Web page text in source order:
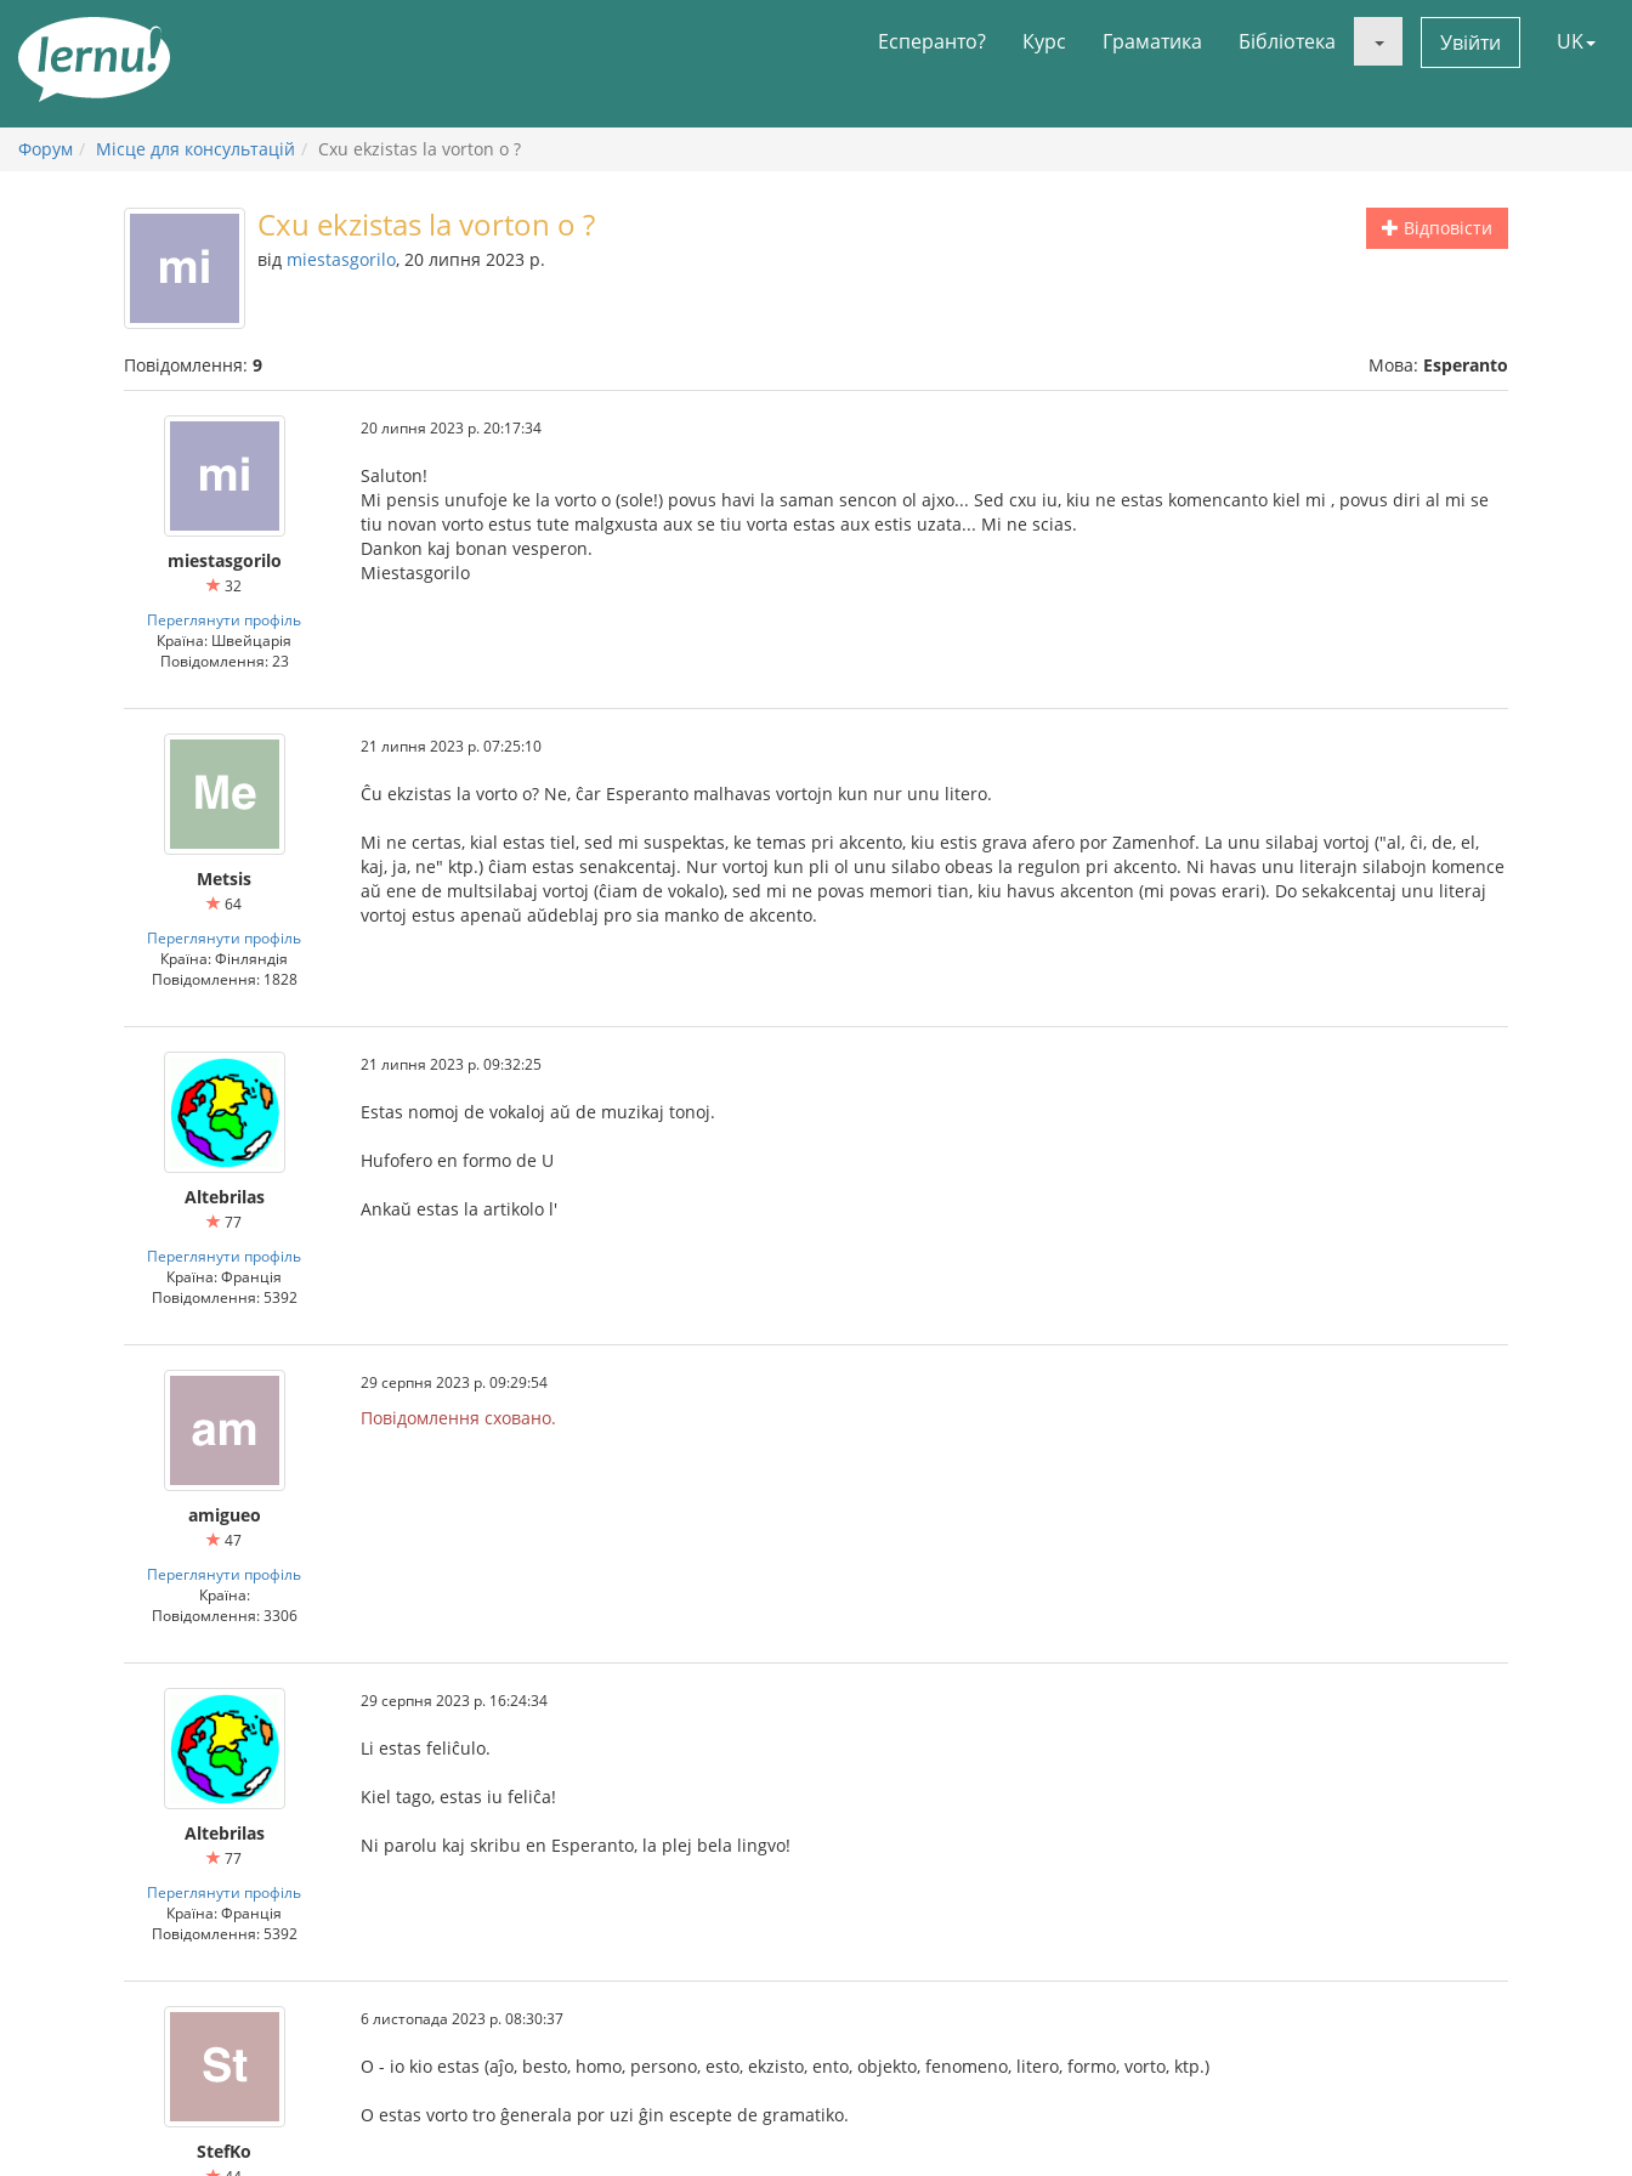
змісту
Есперанто? Курс Граматика Бібліотека Увійти UK
Форум Місце для консультацій Cxu ekzistas la vorton o ?
Відповісти
Cxu ekzistas la vorton o ?
від miestasgorilo, 20 липня 2023 р.
Повідомлення: 9 Мова: Esperanto
miestasgorilo
32
Переглянути профіль
Країна: Швейцарія
Повідомлення: 23
20 липня 2023 р. 20:17:34
Saluton!
Mi pensis unufoje ke la vorto o (sole!) povus havi la saman sencon ol ajxo... Sed cxu iu, kiu ne estas komencanto kiel mi , povus diri al mi se
tiu novan vorto estus tute malgxusta aux se tiu vorta estas aux estis uzata... Mi ne scias.
Dankon kaj bonan vesperon.
Miestasgorilo
Metsis
64
Переглянути профіль
Країна: Фінляндія
Повідомлення: 1828
21 липня 2023 р. 07:25:10
Ĉu ekzistas la vorto o? Ne, ĉar Esperanto malhavas vortojn kun nur unu litero.
Mi ne certas, kial estas tiel, sed mi suspektas, ke temas pri akcento, kiu estis grava afero por Zamenhof. La unu silabaj vortoj ("al, ĉi, de, el,
kaj, ja, ne" ktp.) ĉiam estas senakcentaj. Nur vortoj kun pli ol unu silabo obeas la regulon pri akcento. Ni havas unu literajn silabojn komence
aŭ ene de multsilabaj vortoj (ĉiam de vokalo), sed mi ne povas memori tian, kiu havus akcenton (mi povas erari). Do sekakcentaj unu literaj
vortoj estus apenaŭ aŭdeblaj pro sia manko de akcento.
Altebrilas
77
Переглянути профіль
Країна: Франція
Повідомлення: 5392
21 липня 2023 р. 09:32:25
Estas nomoj de vokaloj aŭ de muzikaj tonoj.
Hufofero en formo de U
Ankaŭ estas la artikolo l'
amigueo
47
Переглянути профіль
Країна:
Повідомлення: 3306
29 серпня 2023 р. 09:29:54
Повідомлення сховано.
Altebrilas
77
Переглянути профіль
Країна: Франція
Повідомлення: 5392
29 серпня 2023 р. 16:24:34
Li estas feliĉulo.
Kiel tago, estas iu feliĉa!
Ni parolu kaj skribu en Esperanto, la plej bela lingvo!
StefKo
6 листопада 2023 р. 08:30:37
O - io kio estas (aĵo, besto, homo, persono, esto, ekzisto, ento, objekto, fenomeno, litero, formo, vorto, ktp.)
O estas vorto tro ĝenerala por uzi ĝin escepte de gramatiko.